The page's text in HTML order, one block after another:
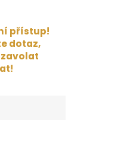
přístup!
dotaz,